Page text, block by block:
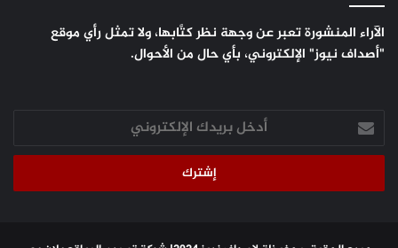
الآراء المنشورة تعبر عن وجهة نظر كتَّابها، ولا تمثل رأي موقع
"أصداف نيوز" الإلكتروني، بأي حال من الأحوال.
أدخل
بريدك
الإلكتروني